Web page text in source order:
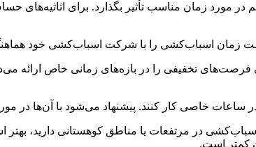
در مورد زمان مناسب تأثیر بگذارد. برای اثاثیه‌های
است زمان اسباب‌کشی را با شرکت اسباب‌کشی خود هماهنگ
تخفیفی را در بازه‌های زمانی خاص ارائه
خاصی کار کنند. پیشنهاد می‌شود با آن‌ها در
اسباب‌کشی در مرتفعات یا مناطق کوهستانی دارید،
کمتر است.